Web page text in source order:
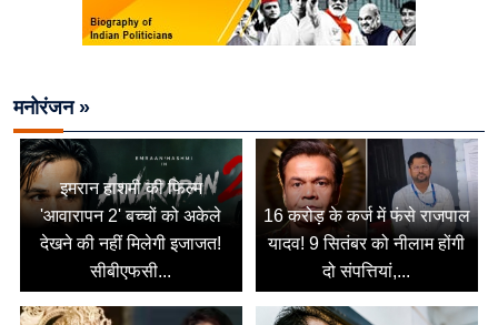
मनोरंजन »
इमरान हाशमी की फिल्म
'आवारापन 2' बच्चों को अकेले
देखने की नहीं मिलेगी इजाजत!
सीबीएफसी...
16 करोड़ के कर्ज में फंसे राजपाल
यादव! 9 सितंबर को नीलाम होंगी
दो संपत्तियां,...